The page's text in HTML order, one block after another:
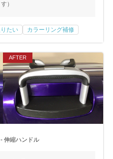
）
たい カラーリング補修
伸縮ハンドル